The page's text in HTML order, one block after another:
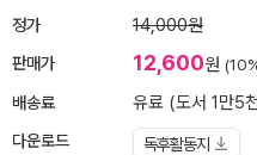
정가 14,000원
판매가 12,600원
배송료 유료 (도서 1만5
다운로드 독후활동지